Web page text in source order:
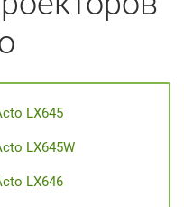
LX645
LX645W
LX646